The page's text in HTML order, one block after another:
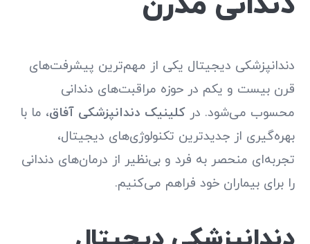
دندانپزشکی دیجیتال یکی از مهم‌ترین پیشرفت‌های
قرن بیست و یکم در حوزه مراقبت‌های دندانی
محسوب می‌شود. درکلینیک دندانپزشکی آفاق، ما با
بهره‌گیری از جدیدترین تکنولوژی‌های دیجیتال،
تجربه‌ای منحصر به فرد و بی‌نظیر از درمان‌های دندانی
را برای بیماران خود فراهم می‌کنیم.